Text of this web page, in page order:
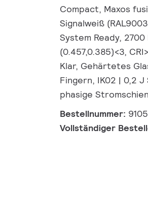
Compact, Maxos
Signalweiß
System Ready,
(0.457,0.385)<3,
Klar, Gehärtetes
Fingern, IK02 | 0,2
phasige
Bestellnummer:
Vollständiger